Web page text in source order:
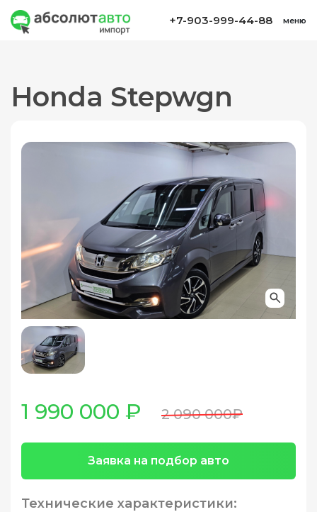
+7-903-999-44-88 меню
Honda Stepwgn
1 990 000 ₽ 2 090 000₽
Заявка на подбор авто
Технические характеристики: